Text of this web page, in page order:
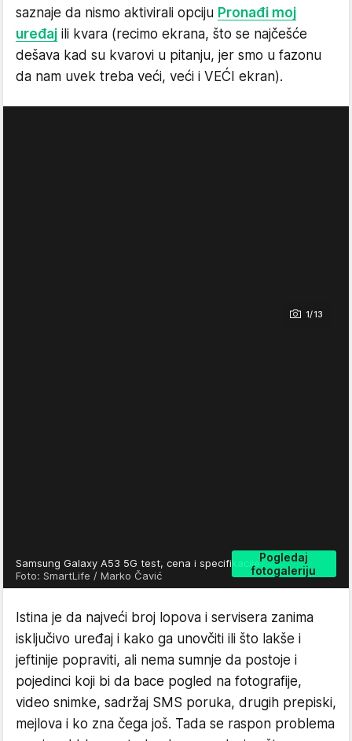
saznaje da nismo aktivirali opciju Pronađi moj
uređaj ili kvara (recimo ekrana, što se najčešće
dešava kad su kvarovi u pitanju, jer smo u fazonu
da nam uvek treba veći, veći i VEĆI ekran).
1/13
Pogledaj
fotogaleriju
Samsung Galaxy A53 5G test, cena i specifikacije
Foto: SmartLife / Marko Čavić
Istina je da najveći broj lopova i servisera zanima
isključivo uređaj i kako ga unovčiti ili što lakše i
jeftinije popraviti, ali nema sumnje da postoje i
pojedinci koji bi da bace pogled na fotografije,
video snimke, sadržaj SMS poruka, drugih prepiski,
mejlova i ko zna čega još. Tada se raspon problema